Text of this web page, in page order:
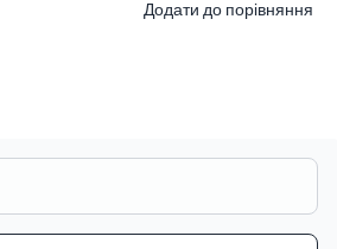
Додати до порівняння